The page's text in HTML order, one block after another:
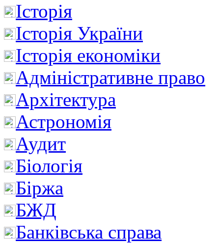
Історія
Історія України
Історія економіки
Адміністративне право
Архітектура
Астрономія
Аудит
Біологія
Біржа
БЖД
Банківська справа